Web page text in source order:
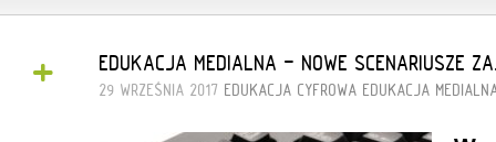
+ EDUKACJA MEDIALNA - NOWE SCENARIUSZE
29 WRZEŚNIA 2017 EDUKACJA CYFROWA EDUKACJA